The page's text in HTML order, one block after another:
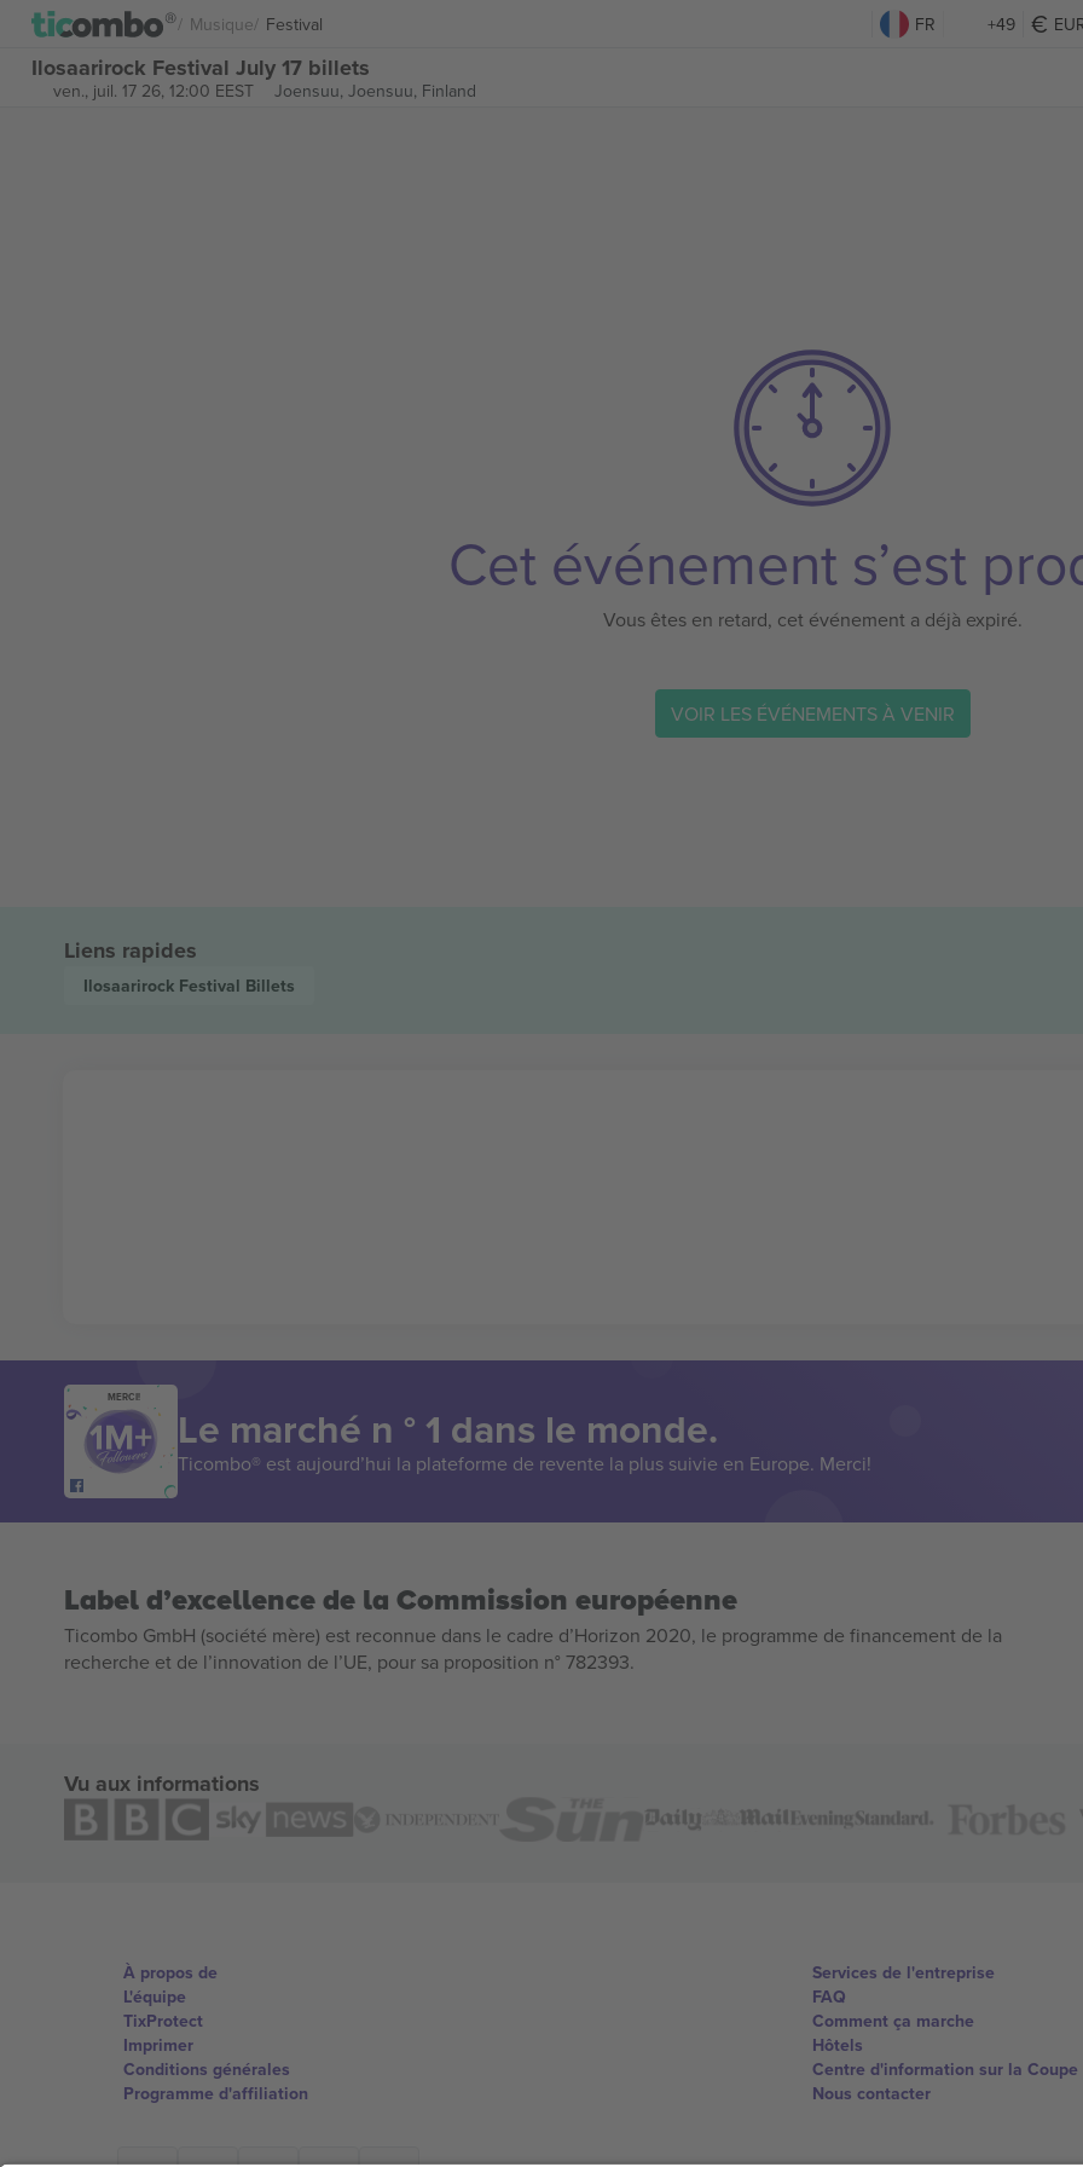
Musique Festival FR +49
Ilosaarirock Festival July 17 billets
ven., juil. 17 26, 12:00 EEST Joensuu, Joensuu, Finland
Cet événement s’est
Vous êtes en retard, cet événement a déjà expiré.
VOIR LES ÉVÉNEMENTS À VENIR
Liens rapides
Ilosaarirock Festival Billets
MERCI!
Le marché n ° 1 dans le monde.
Ticombo® est aujourd’hui la plateforme de revente la plus suivie en Europe. Merci!
Label d’excellence de la Commission européenne
Ticombo GmbH (société mère) est reconnue dans le cadre d’Horizon 2020, le programme de financement de la
recherche et de l’innovation de l’UE, pour sa proposition n° 782393.
Vu aux informations
À propos de
L'équipe
TixProtect
Imprimer
Conditions générales
Programme d'affiliation
Services de l'entreprise
FAQ
Comment ça marche
Hôtels
Centre d'information sur la Coupe
Nous contacter